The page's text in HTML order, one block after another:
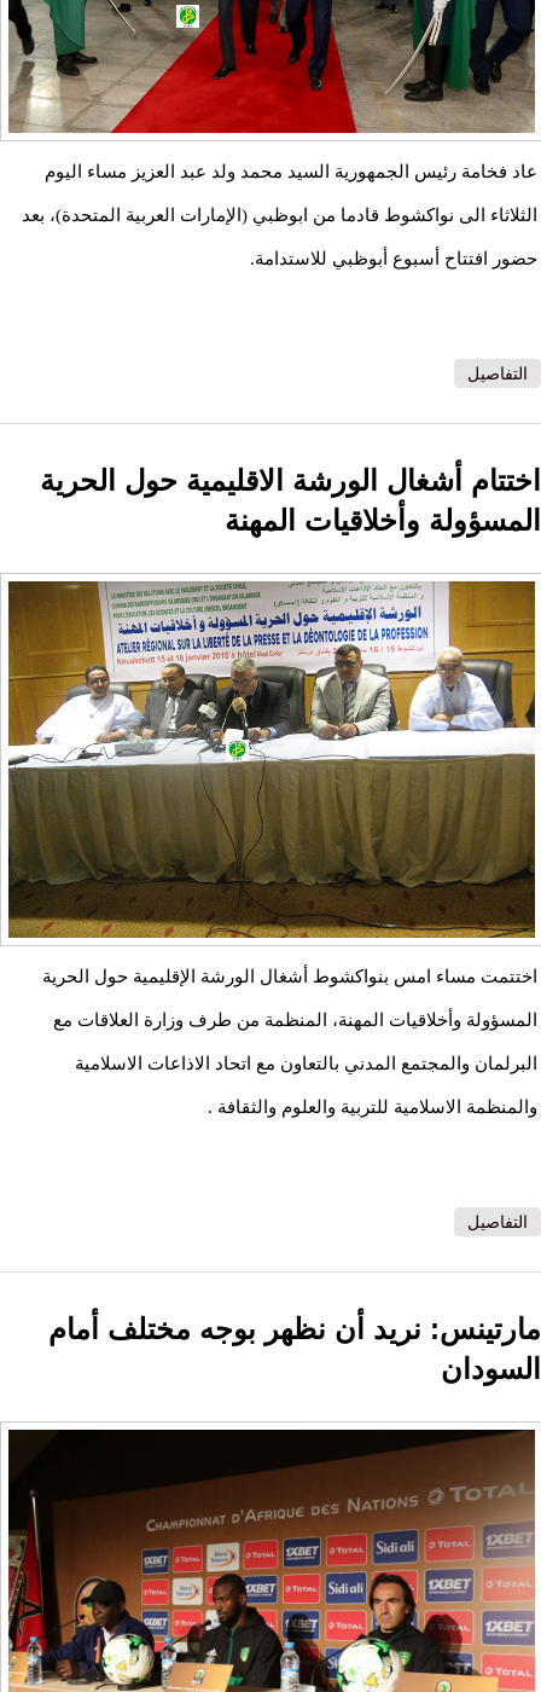
عاد فخامة رئيس الجمهورية السيد محمد ولد عبد العزيز مساء اليوم
الثلاثاء الى نواكشوط قادما من ابوظبي (الإمارات العربية المتحدة)، بعد
حضور افتتاح أسبوع أبوظبي للاستدامة.
التفاصيل
اختتام أشغال الورشة الاقليمية حول الحرية
المسؤولة وأخلاقيات المهنة
اختتمت مساء امس بنواكشوط أشغال الورشة الإقليمية حول الحرية
المسؤولة وأخلاقيات المهنة، المنظمة من طرف وزارة العلاقات مع
البرلمان والمجتمع المدني بالتعاون مع اتحاد الاذاعات الاسلامية
والمنظمة الاسلامية للتربية والعلوم والثقافة .
التفاصيل
مارتينس: نريد أن نظهر بوجه مختلف أمام
السودان